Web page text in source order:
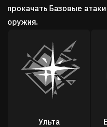
прокачать Базовые
оружия.
Ульта